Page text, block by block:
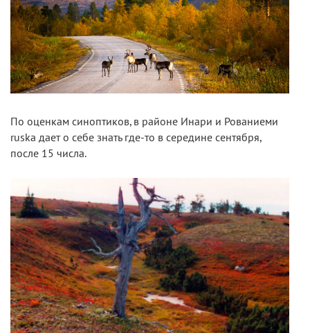
По оценкам синоптиков, в районе Инари и Рованиеми
ruska дает о себе знать где-то в середине сентября,
после 15 числа.